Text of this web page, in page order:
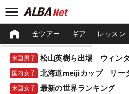
全ツアー ギア レッスン
米国男子
国内女子 北海道meijiカップ リー
米国女子 最新の世界ランキング